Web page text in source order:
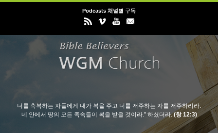
Podcasts 채널별 구독
너를 축복하는 자들에게 내가 복을 주고 너를 저주하는 자를 저주하리라.
네 안에서 땅의 모든 족속들이 복을 받을 것이라." 하셨더라.(창 12:3)